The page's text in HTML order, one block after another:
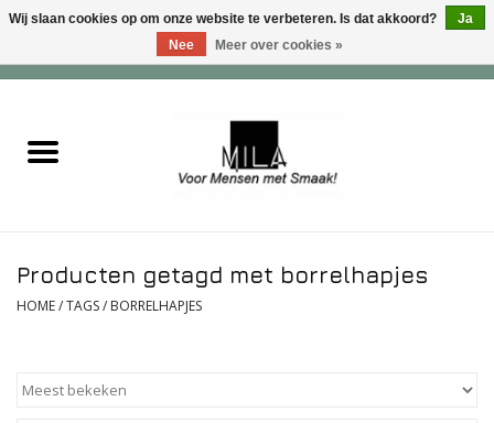
Zoet
Producten getagd met borrelhapjes
HOME/TAGS/ BORRELHAPJES
Wij slaan cookies op om onze website te verbeteren. Is dat akkoord?
Ja
Nee
Meer over cookies »